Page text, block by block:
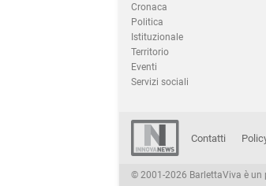
Cronaca
Politica
Istituzionale
Territorio
Eventi
Servizi sociali
Contatti
© 2001-2026 BarlettaViva è